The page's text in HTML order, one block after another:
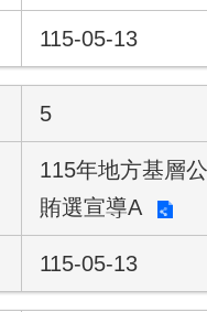
115-05-13
5
115年地方基層
賄選宣導A
115-05-13